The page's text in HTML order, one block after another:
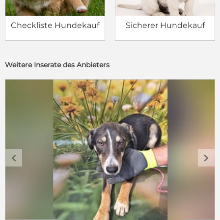
Checkliste Hundekauf Sicherer Hundekauf
Weitere Inserate des Anbieters
c d